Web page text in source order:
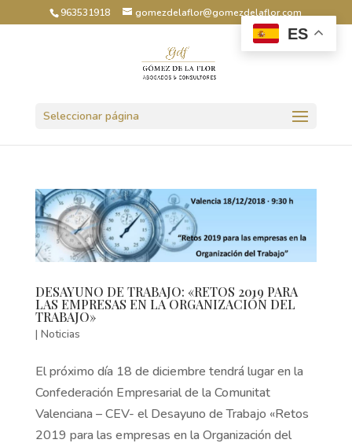
963531918 gomezdelaflor@gomezdelaflor.com
Seleccionar página
DESAYUNO DE TRABAJO: «RETOS 2019 PARA
LAS EMPRESAS EN LA ORGANIZACIÓN DEL
TRABAJO»
| Noticias
El próximo día 18 de diciembre tendrá lugar en la
Confederación Empresarial de la Comunitat
Valenciana – CEV- el Desayuno de Trabajo «Retos
2019 para las empresas en la Organización del
ES